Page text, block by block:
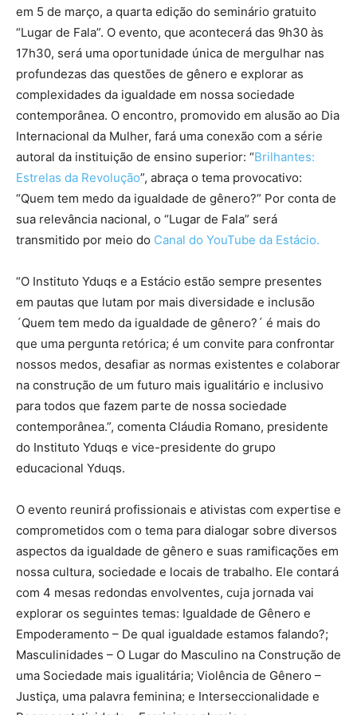
em 5 de março, a quarta edição do seminário gratuito
“Lugar de Fala”. O evento, que acontecerá das 9h30 às
17h30, será uma oportunidade única de mergulhar nas
profundezas das questões de gênero e explorar as
complexidades da igualdade em nossa sociedade
contemporânea. O encontro, promovido em alusão ao Dia
Internacional da Mulher, fará uma conexão com a série
autoral da instituição de ensino superior: “Brilhantes:
Estrelas da Revolução”, abraça o tema provocativo:
“Quem tem medo da igualdade de gênero?” Por conta de
sua relevância nacional, o “Lugar de Fala” será
transmitido por meio do Canal do YouTube da Estácio.
“O Instituto Yduqs e a Estácio estão sempre presentes
em pautas que lutam por mais diversidade e inclusão
´Quem tem medo da igualdade de gênero?´ é mais do
que uma pergunta retórica; é um convite para confrontar
nossos medos, desafiar as normas existentes e colaborar
na construção de um futuro mais igualitário e inclusivo
para todos que fazem parte de nossa sociedade
contemporânea.”, comenta Cláudia Romano, presidente
do Instituto Yduqs e vice-presidente do grupo
educacional Yduqs.
O evento reunirá profissionais e ativistas com expertise e
comprometidos com o tema para dialogar sobre diversos
aspectos da igualdade de gênero e suas ramificações em
nossa cultura, sociedade e locais de trabalho. Ele contará
com 4 mesas redondas envolventes, cuja jornada vai
explorar os seguintes temas: Igualdade de Gênero e
Empoderamento – De qual igualdade estamos falando?;
Masculinidades – O Lugar do Masculino na Construção de
uma Sociedade mais igualitária; Violência de Gênero –
Justiça, uma palavra feminina; e Interseccionalidade e